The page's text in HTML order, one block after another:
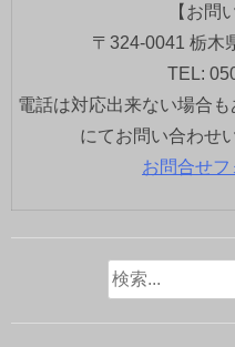
【お問
〒324-0041 栃木
TEL:
電話は対応出来ない場合
にてお問い合わせ
お問合せ